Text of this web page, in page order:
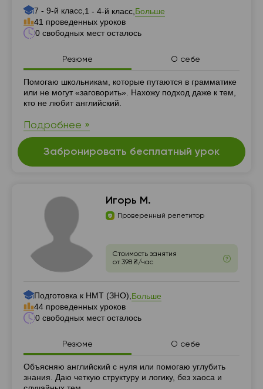
7 - 9-й класс, 1 - 4-й класс, Больше
41 проведенных уроков
0 свободных мест осталось
Резюме О себе
Резюме
Помогаю школьникам, которые путаются в грамматике
или не могут «заговорить». Нахожу подход даже к тем,
кто не любит английский.
Подробнее »
Забронировать бесплатный урок
Игорь М.
Проверенный репетитор
Стоимость занятия
от 398 ₴/час
Подготовка к НМТ (ЗНО), Больше
44 проведенных уроков
0 свободных мест осталось
Резюме О себе
Резюме
Объясняю английский с нуля или помогаю углубить
знания. Даю четкую структуру и логику, без хаоса и